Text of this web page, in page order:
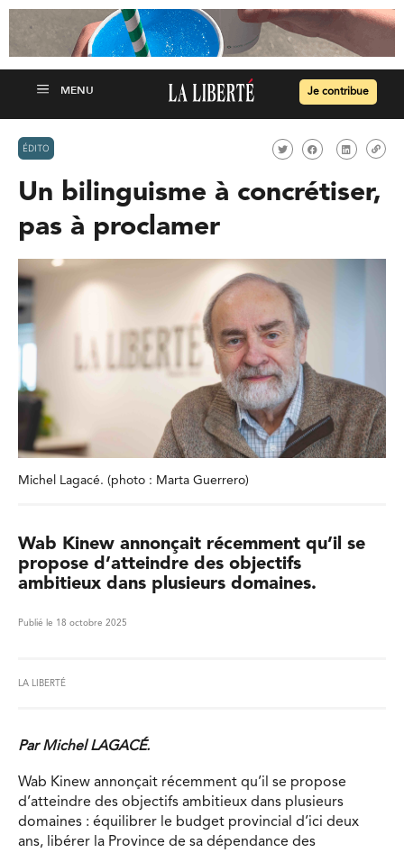
Je contribue
ÉDITO
Un bilinguisme à concrétiser,
pas à proclamer
Michel Lagacé. (photo : Marta Guerrero)
Wab Kinew annonçait récemment qu’il se
propose d’atteindre des objectifs
ambitieux dans plusieurs domaines.
Publié le 18 octobre 2025
LA LIBERTÉ
Par Michel LAGACÉ.
Wab Kinew annonçait récemment qu’il se propose
d’atteindre des objectifs ambitieux dans plusieurs
domaines : équilibrer le budget provincial d’ici deux
ans, libérer la Province de sa dépendance des